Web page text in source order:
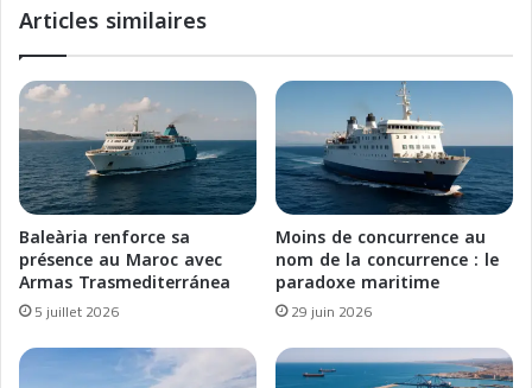
a
r
é
m
e
n
t
s
a
u
x
n
o
u
l
o
g
é
:
-
5
0
%
s
u
r
T
r
Articles similaires
Baleària renforce sa
présence au Maroc avec
Armas Trasmediterránea
5 juillet 2026
Moins de concurrence au
nom de la concurrence : le
paradoxe maritime
29 juin 2026